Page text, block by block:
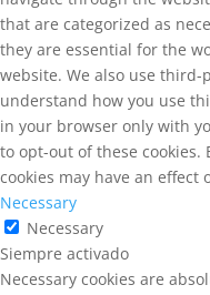
that are categorized as
they are essential for the
website. We also use third-
understand how you use
in your browser only with
to opt-out of these cookies.
cookies may have an effect
Necessary
Necessary
Siempre activado
Necessary cookies are